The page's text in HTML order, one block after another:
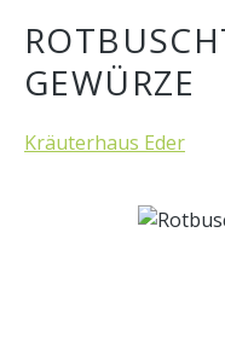
GEWÜRZE
Kräuterhaus Eder
Bildergalerie